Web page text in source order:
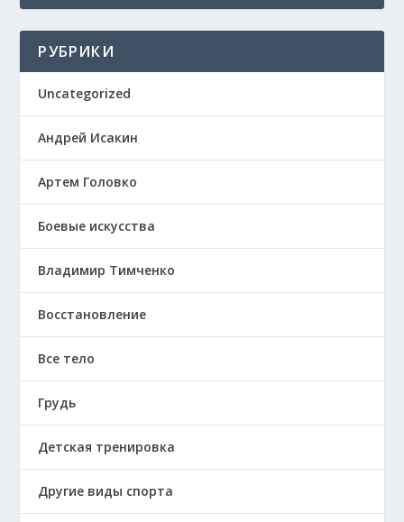
РУБРИКИ
Uncategorized
Андрей Исакин
Артем Головко
Боевые искусства
Владимир Тимченко
Восстановление
Все тело
Грудь
Детская тренировка
Другие виды спорта